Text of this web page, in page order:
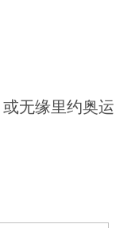
无缘里约奥运